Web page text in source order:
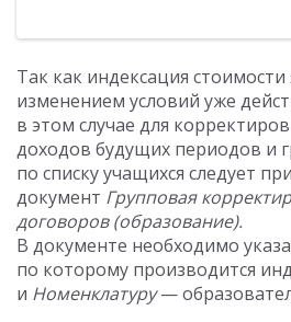
Так как индексация стоимости
изменением условий уже
в этом случае для
доходов будущих периодов и
по списку учащихся следует
документ Групповая
договоров (образование).
В документе необходимо
по которому производится
и Номенклатуру—